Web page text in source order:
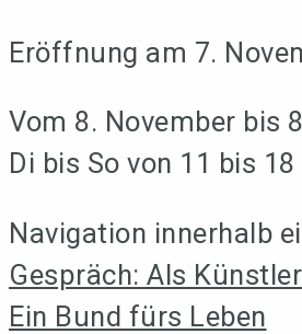
Eröffnung am 7.
Vom 8. November bis
Di bis So von 11 bis 18
Navigation innerhalb
Gespräch: Als
Ein Bund fürs Leben